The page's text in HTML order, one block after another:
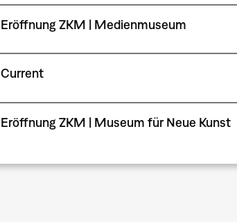
Eröffnung ZKM | Medienmuseum
Current
Eröffnung ZKM | Museum für Neue Kunst